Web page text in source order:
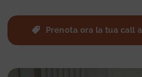
Prenota ora la tua call